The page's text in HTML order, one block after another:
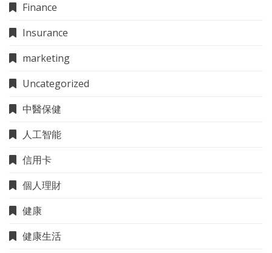
Finance
Insurance
marketing
Uncategorized
中醫保健
人工智能
信用卡
個人理財
健康
健康生活